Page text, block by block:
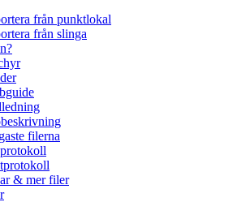
från punktlokal
från slinga
filerna
& mer filer